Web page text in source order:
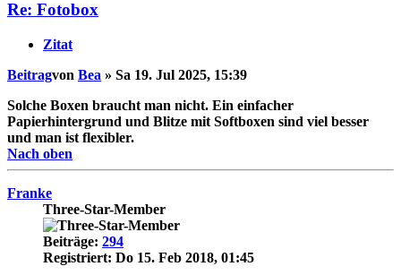
Re: Fotobox
Zitat
Beitragvon Bea » Sa 19. Jul 2025, 15:39
Solche Boxen braucht man nicht. Ein einfacher
Papierhintergrund und Blitze mit Softboxen sind viel besser
und man ist flexibler.
Nach oben
Franke
Three-Star-Member
Beiträge: 294
Registriert: Do 15. Feb 2018, 01:45